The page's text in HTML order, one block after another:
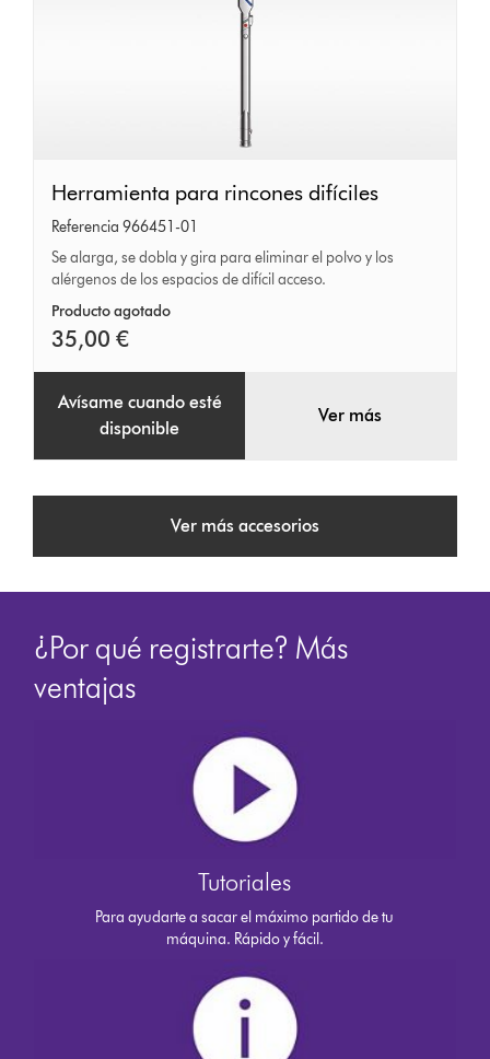
Herramienta
para
rincones
difíciles
Herramienta para rincones difíciles
Referencia 966451-01
Se alarga, se dobla y gira para eliminar el polvo y los
alérgenos de los espacios de difícil acceso.
Producto agotado
35,00 €
Avísame cuando esté
disponible
Ver más
Ver más accesorios
¿Por qué registrarte? Más
ventajas
Tutoriales
Para ayudarte a sacar el máximo partido de tu
máquina. Rápido y fácil.